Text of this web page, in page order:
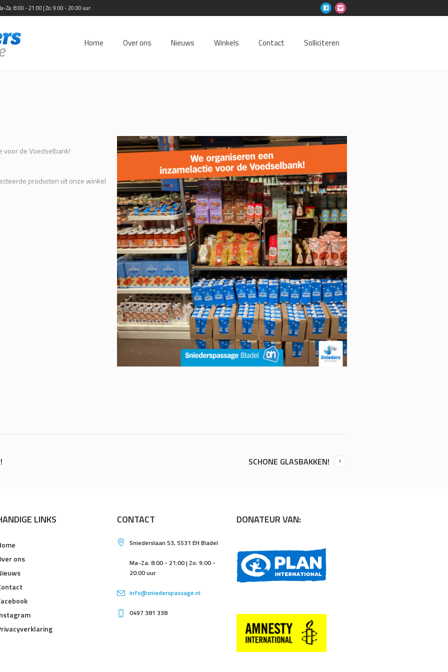
Za: 8:00 - 21:00 | Zo: 9:00 - 20:00 uur
Home Over ons Nieuws Winkels Contact Solliciteren
voor de Voedselbank!
producten uit onze winkel
SCHONE GLASBAKKEN!
LINKS
ons
CONTACT
Sniederslaan 53, 5531 EH Bladel
Ma-Za: 8:00 - 21:00 | Zo: 9:00 -
20:00 uur
info@sniederspassage.nl
0497 381 338
DONATEUR VAN: